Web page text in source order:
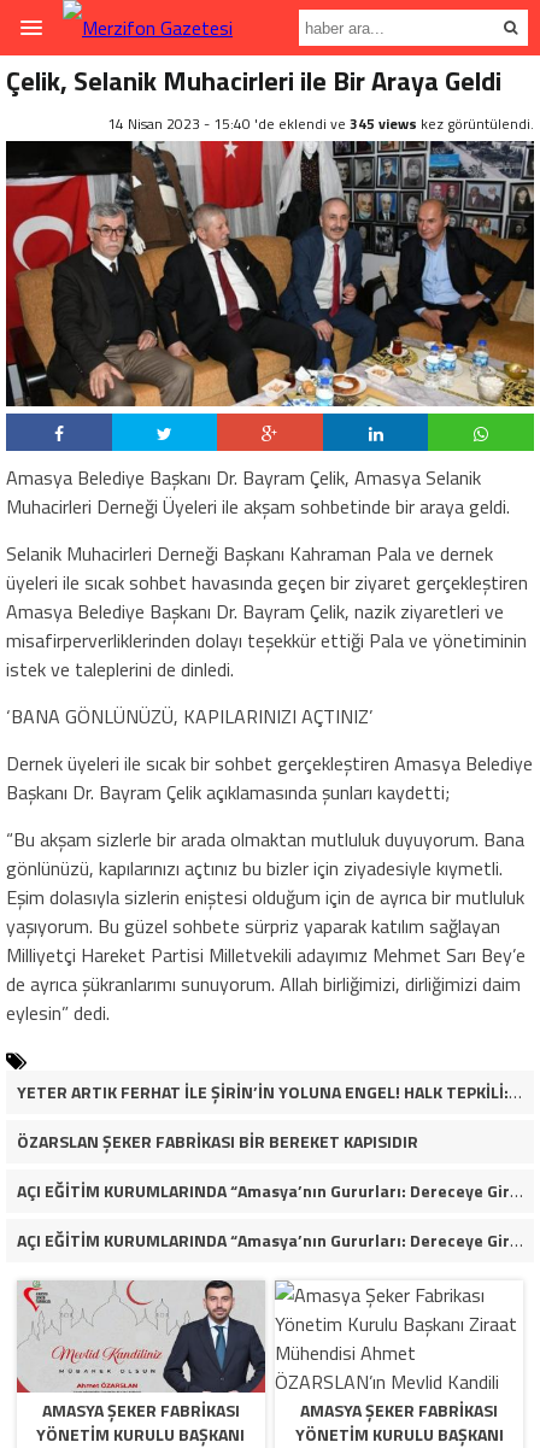
Çelik, Selanik Muhacirleri ile Bir Araya Geldi
14 Nisan 2023 - 15:40 'de eklendi ve 345 views kez görüntülendi.
Amasya Belediye Başkanı Dr. Bayram Çelik, Amasya Selanik
Muhacirleri Derneği Üyeleri ile akşam sohbetinde bir araya geldi.
Selanik Muhacirleri Derneği Başkanı Kahraman Pala ve dernek
üyeleri ile sıcak sohbet havasında geçen bir ziyaret gerçekleştiren
Amasya Belediye Başkanı Dr. Bayram Çelik, nazik ziyaretleri ve
misafirperverliklerinden dolayı teşekkür ettiği Pala ve yönetiminin
istek ve taleplerini de dinledi.
‘BANA GÖNLÜNÜZÜ, KAPILARINIZI AÇTINIZ’
Dernek üyeleri ile sıcak bir sohbet gerçekleştiren Amasya Belediye
Başkanı Dr. Bayram Çelik açıklamasında şunları kaydetti;
“Bu akşam sizlerle bir arada olmaktan mutluluk duyuyorum. Bana
gönlünüzü, kapılarınızı açtınız bu bizler için ziyadesiyle kıymetli.
Eşim dolasıyla sizlerin eniştesi olduğum için de ayrıca bir mutluluk
yaşıyorum. Bu güzel sohbete sürpriz yaparak katılım sağlayan
Milliyetçi Hareket Partisi Milletvekili adayımız Mehmet Sarı Bey’e
de ayrıca şükranlarımı sunuyorum. Allah birliğimizi, dirliğimizi daim
eylesin” dedi.
YETER ARTIK FERHAT İLE ŞİRİN’İN YOLUNA ENGEL! HALK TEPKİLİ: “YOLU KAPATMAK ÇÖZÜM DEĞİL, GÖREVİNİ YAP!”
ÖZARSLAN ŞEKER FABRİKASI BİR BEREKET KAPISIDIR
AÇI EĞİTİM KURUMLARINDA “Amasya’nın Gururları: Dereceye Giren Öğrenciler İçin Anlamlı Tören”
AÇI EĞİTİM KURUMLARINDA “Amasya’nın Gururları: Dereceye Giren Öğrenciler İçin Anlamlı Tören”
AMASYA ŞEKER FABRIKASI
YÖNETIM KURULU BAŞKANI
AMASYA ŞEKER FABRIKASI
YÖNETIM KURULU BAŞKANI